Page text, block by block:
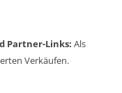
Partner-Links: Als
Verkäufen.